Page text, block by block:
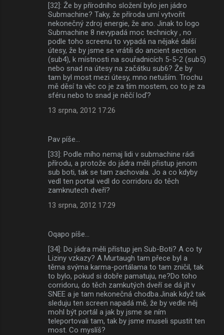
[32]: Že by přírodního složení bylo jen jádro
Submachine? Taky, že příroda umí vytvořit
nekonečný zdroj energie, že ano. Jinak to logo
Submachine 8 nevypadá moc technicky , no
podle toho screenu to vypadá na nějaké další
útesy, že by jsme se vrátili do ancient section
(sub4), k místnosti na souřadnicích 5-5-2 (sub5)
nebo snad na útesy na začátku sub6? Že by
tam byl most mezi útesy, mno netuším. Trochu
mě děsí ta věc co je za tím mostem, co to je za
sféru nebo to snad je něčí loď?
13 srpna, 2012 17:26
Pav píše…
[33]: Podle mího nemaj lidi v submachine rádi
přírodu, a protože do jádra měli přistup jenom
sub boti, tak se tam zachovala. Jo a co kdyby
vedl ten portal vedl do corridoru do těch
zamknutech dveří?
13 srpna, 2012 17:29
Oqapo píše…
[34]: Do jádra měli přístup jen Sub-Boti? A co ty
Liziny vzkazy? A Murtaugh tam přece byl a
těma svýma karma-portálama to tam zničil, tak
to bylo, pokud si dobře pamatuju, ne?Do toho
corridoru, do těch zamkutých dveří se dá jít v
SNEE a je tam nekonečná chodba.Jinak když tak
sleduju ten screen napadá mě, že by vedle něj
mohl být portál a jak by jsme se ním
teleportovali tam, tak by jsme museli spustit ten
most. Co myslíš?